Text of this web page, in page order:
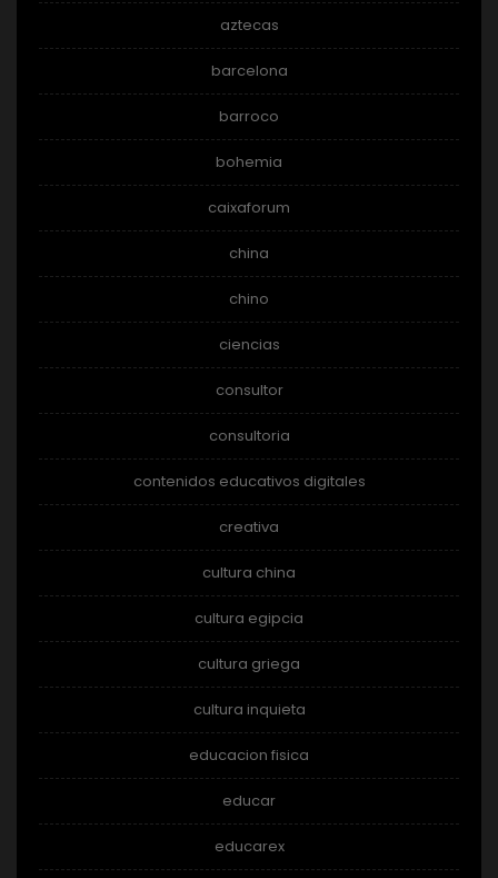
aztecas
barcelona
barroco
bohemia
caixaforum
china
chino
ciencias
consultor
consultoria
contenidos educativos digitales
creativa
cultura china
cultura egipcia
cultura griega
cultura inquieta
educacion fisica
educar
educarex